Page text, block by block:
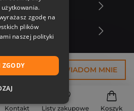
Kontakt Listy zakupowe Koszyk
POWIADOM MNIE
zgodę na
plików
naszej polityki
ZGODY